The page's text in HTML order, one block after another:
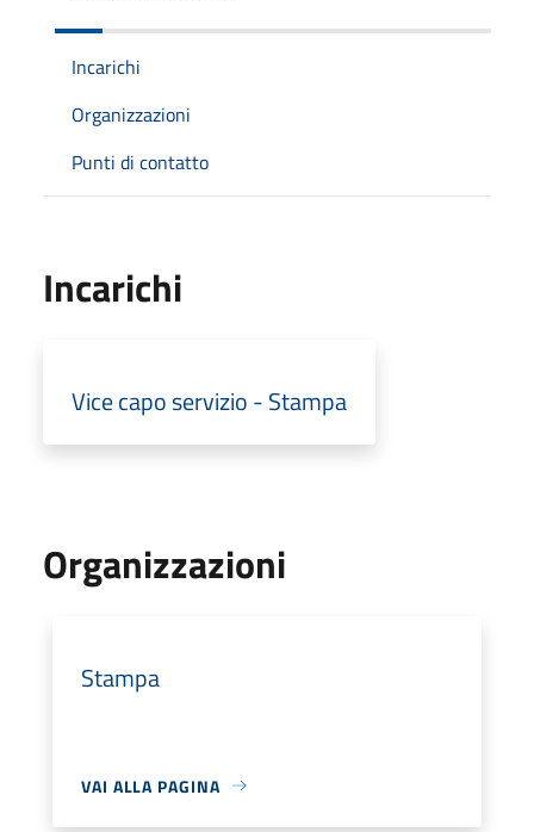
Incarichi
Organizzazioni
Punti di contatto
Incarichi
Vice capo servizio - Stampa
Organizzazioni
Stampa
VAI ALLA PAGINA